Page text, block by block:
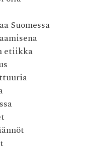
Suomessa
etiikka